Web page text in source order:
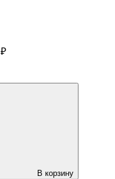
₽
В корзину